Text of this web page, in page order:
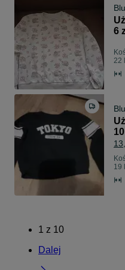
6
22
10
19
1 z 10
Dalej